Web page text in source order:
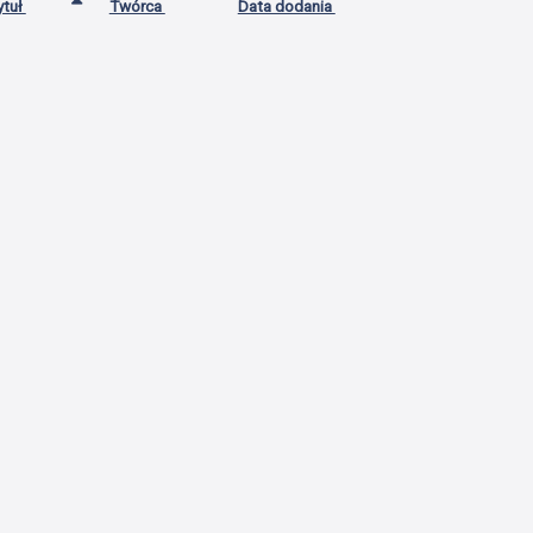
Twórca Data dodania